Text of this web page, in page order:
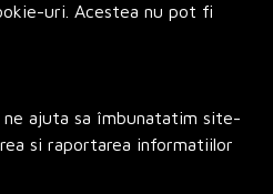
uri. Acestea nu pot fi
ajuta sa îmbunatatim site-
si raportarea informatiilor